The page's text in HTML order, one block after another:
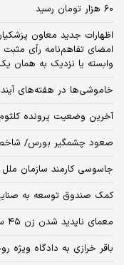
۶۰ هزار تومان رسید
امضای تفاهم‌نامه رأی
وابسته یا نزدیک به همان
خاموشی‌ها در هفته‌های
آخرین وضعیت پرونده کلثوم
صعود چشمگیر بورس/ شاخص کل امروز ۱۱۲
جاسوسی کارمند سازمان
کمک صندوق توسعه به
معمای ناپدید شدن زن ۴۵ ساله در تهران کشف شد+ جزئیات
باقر خرازی به دادگاه ویژه